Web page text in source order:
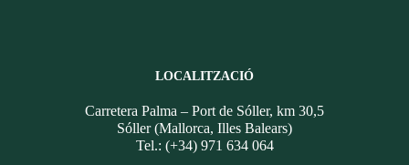
LOCALITZACIÓ
Carretera Palma – Port de Sóller, km 30,5
Sóller (Mallorca, Illes Balears)
Tel.: (+34) 971 634 064